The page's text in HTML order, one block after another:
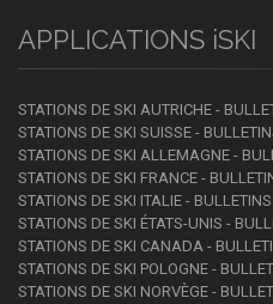
APPLICATIONS iSKI
STATIONS DE SKI AUTRICHE -
STATIONS DE SKI SUISSE -
STATIONS DE SKI ALLEMAGNE -
STATIONS DE SKI FRANCE -
STATIONS DE SKI ITALIE -
STATIONS DE SKI ÉTATS-UNIS -
STATIONS DE SKI CANADA -
STATIONS DE SKI POLOGNE -
STATIONS DE SKI NORVÈGE -